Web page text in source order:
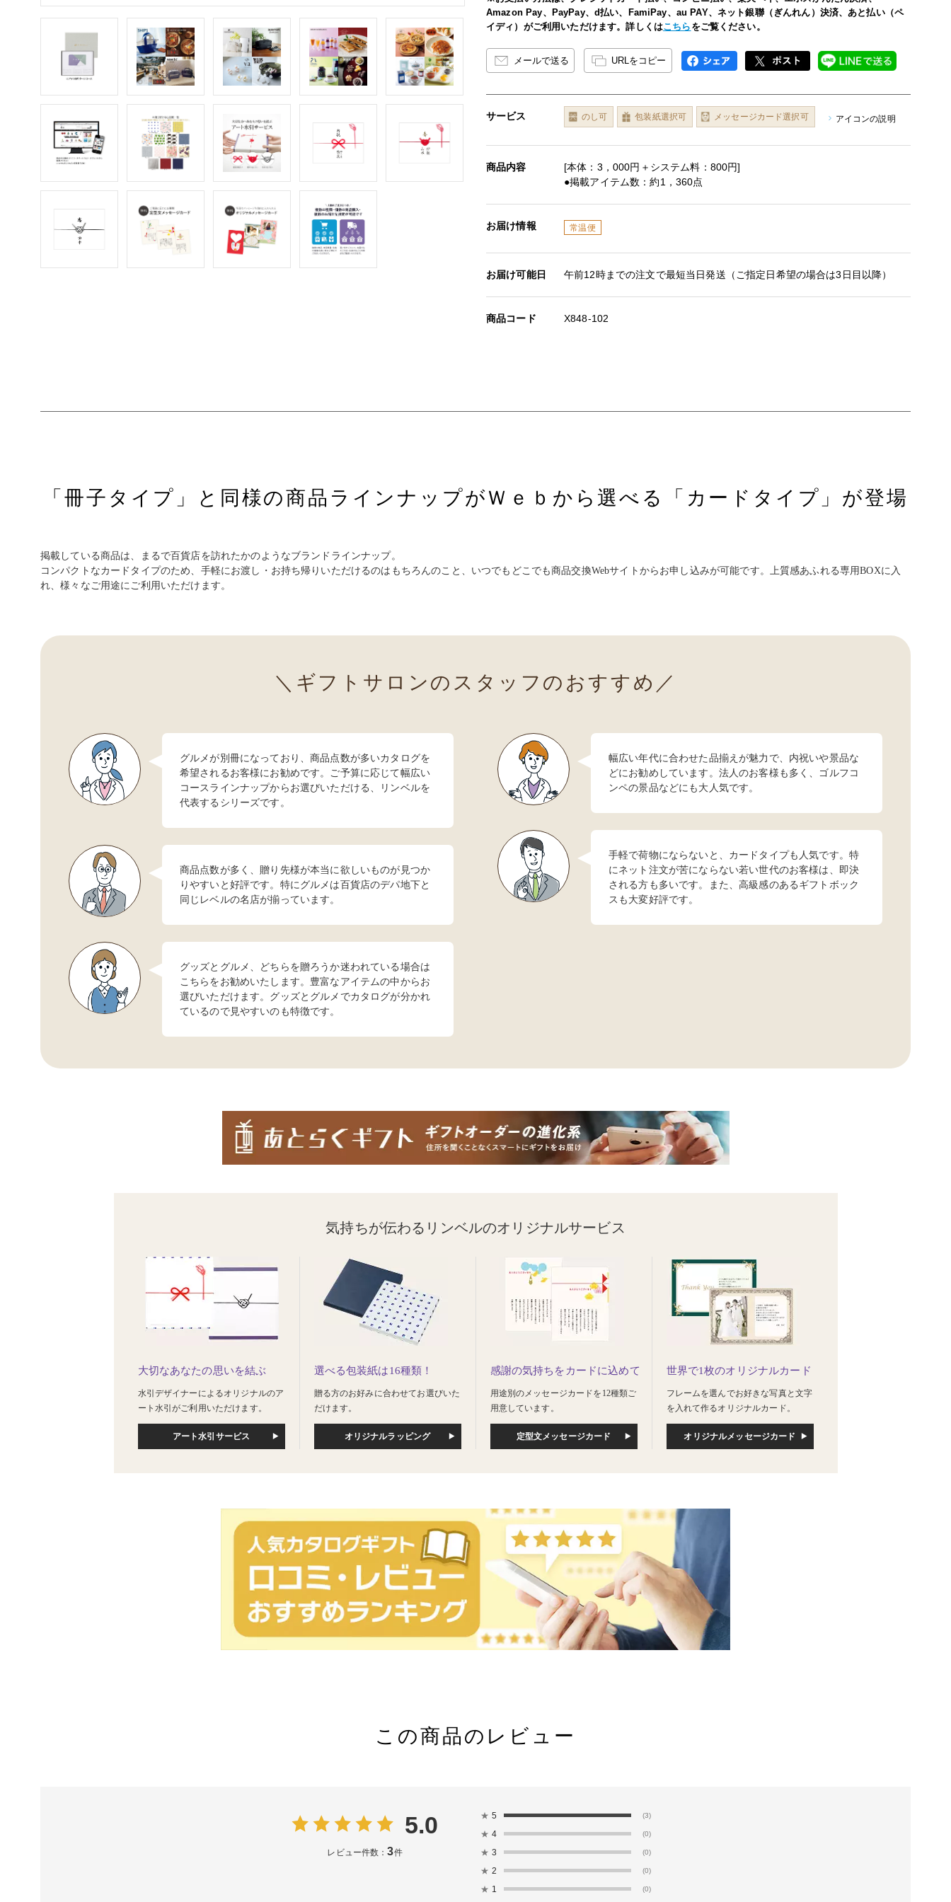
Amazon Pay、PayPay、d払い、FamiPay、au PAY、ネット銀聯（ぎんれん）決済、あと払い（ペ
イディ）がご利用いただけます。詳しくはこちら をご覧ください。
メールで送る URLをコピー
サービス のし可 包装紙選択可 メッセージカード選択可 アイコンの説明
商品内容
[本体：3，000円＋システム料：800円]
●掲載アイテム数：約1，360点
お届け情報 常温便
お届け可能日 午前12時までの注文で最短当日発送（ご指定日希望の場合は3日目以降）
商品コード X848-102
「冊子タイプ」と同様の商品ラインナップがＷｅｂから選べる「カードタイプ」が登場
掲載している商品は、まるで百貨店を訪れたかのようなブランドラインナップ。
コンパクトなカードタイプのため、手軽にお渡し・お持ち帰りいただけるのはもちろんのこと、いつでもどこでも商品交換Webサイトからお申し込みが可能です。上質感あふれる専用BOXに入
れ、様々なご用途にご利用いただけます。
ギフトサロンのスタッフの おすすめ
グルメが別冊になっており、商品点数が多いカタログを
希望されるお客様にお勧めです。ご予算に応じて幅広い
コースラインナップからお選びいただける、リンベルを
代表するシリーズです。
商品点数が多く、贈り先様が本当に欲しいものが見つか
りやすいと好評です。特にグルメは百貨店のデパ地下と
同じレベルの名店が揃っています。
グッズとグルメ、どちらを贈ろうか迷われている場合は
こちらをお勧めいたします。豊富なアイテムの中からお
選びいただけます。グッズとグルメでカタログが分かれ
ているので見やすいのも特徴です。
幅広い年代に合わせた品揃えが魅力で、内祝いや景品な
どにお勧めしています。法人のお客様も多く、ゴルフコ
ンペの景品などにも大人気です。
手軽で荷物にならないと、カードタイプも人気です。特
にネット注文が苦にならない若い世代のお客様は、即決
される方も多いです。また、高級感のあるギフトボック
スも大変好評です。
気持ちが伝わるリンベルのオリジナルサービス
大切なあなたの思いを結ぶ
水引デザイナーによるオリジナルのア
ート水引がご利用いただけます。
アート水引サービス
選べる包装紙は16種類！
贈る方のお好みに合わせてお選びいた
だけます。
オリジナルラッピング
感謝の気持ちをカードに込めて
用途別のメッセージカードを12種類ご
用意しています。
定型文メッセージカード
世界で1枚のオリジナルカード
フレームを選んでお好きな写真と文字
を入れて作るオリジナルカード。
オリジナルメッセージカード
この商品のレビュー
5.0
レビュー件数：3件
★ 5 (3)
★ 4 (0)
★ 3 (0)
★ 2 (0)
★ 1 (0)